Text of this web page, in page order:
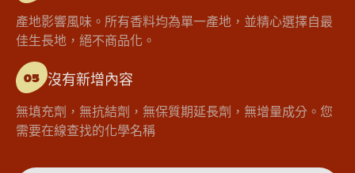
產地影響風味。所有香料均為單一產地，並精心選擇自最
佳生長地，絕不商品化。
05 沒有新增內容
無填充劑，無抗結劑，無保質期延長劑，無增量成分。您
需要在線查找的化學名稱